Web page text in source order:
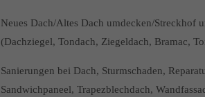
Neues Dach/Altes Dach umdecken/Streckhof
(Dachziegel, Tondach, Ziegeldach, Bramac,
Sanierungen bei Dach, Sturmschaden,
Sandwichpaneel, Trapezblechdach,